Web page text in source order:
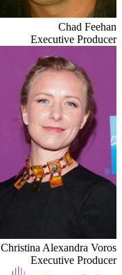
Chad Feehan
Executive Producer
Christina Alexandra Voros
Executive Producer